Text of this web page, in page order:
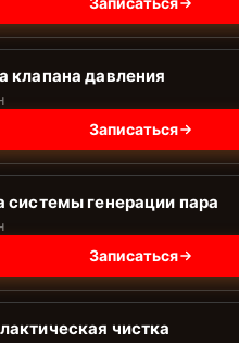
клапана давления
Записаться
системы генерации пара
Записаться
чистка